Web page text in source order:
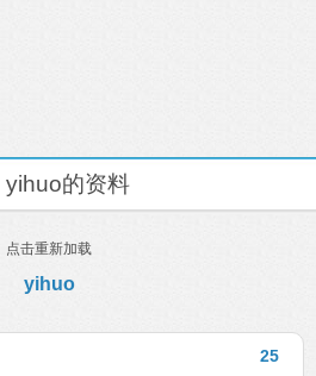
yihuo的资料
点击重新加载
yihuo
25